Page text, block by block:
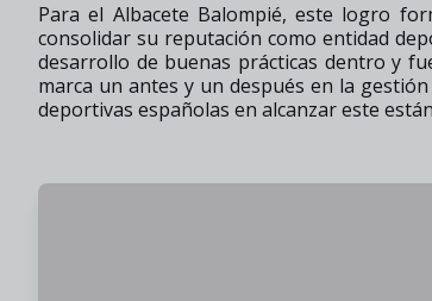
Para el Albacete Balompié, este logro
consolidar su reputación como entidad
desarrollo de buenas prácticas dentro y
marca un antes y un después en la
deportivas españolas en alcanzar este